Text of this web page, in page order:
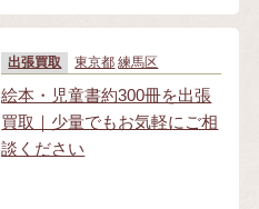
出張買取 東京都 練馬区
絵本・児童書約300冊を出張
買取｜少量でもお気軽にご相
談ください